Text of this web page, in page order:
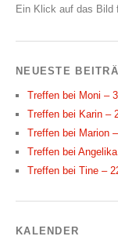
Ein Klick auf das Bild
NEUESTE
Treffen bei Moni –
Treffen bei Karin –
Treffen bei Marion
Treffen bei
Treffen bei Tine –
KALENDER